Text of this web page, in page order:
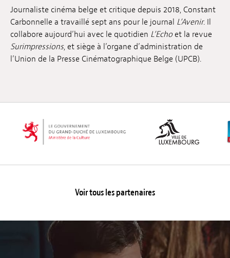
Soumissions
Archives
Publications
Journaliste cinéma belge et critique depuis 2018, Constant
Carbonnelle a travaillé sept ans pour le journal L’Avenir. Il
collabore aujourd’hui avec le quotidien L’Echo et la revue
Surimpressions, et siège à l’organe d’administration de
l’Union de la Presse Cinématographique Belge (UPCB).
Voir tous les partenaires